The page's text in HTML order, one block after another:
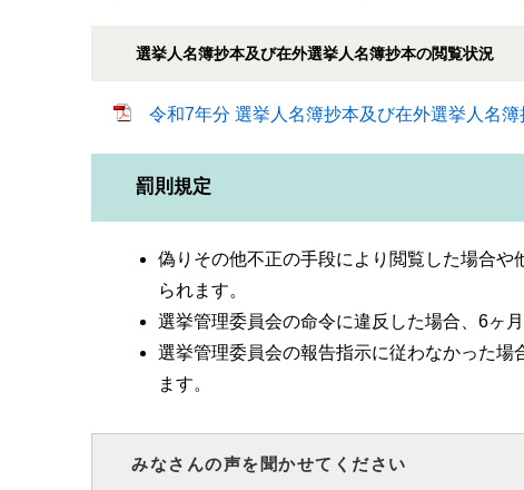
選挙人名簿抄本及び在外選挙人名簿抄本の閲覧状況
令和7年分 選挙人名簿抄本及び在外選挙人名
罰則規定
偽りその他不正の手段により閲覧した場合
られます。
選挙管理委員会の命令に違反した場合、6ヶ
選挙管理委員会の報告指示に従わなかった
ます。
みなさんの声を聞かせてください